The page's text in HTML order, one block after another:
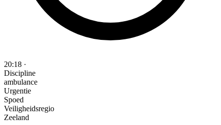
20:18 ·
Discipline
ambulance
Urgentie
Spoed
Veiligheidsregio
Zeeland